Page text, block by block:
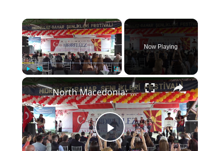
×
Play
Now Playing
×
Play
North Macedonia: Valandovo hosts 33rd International Hidirellez Spring Festival in North Macedonia.